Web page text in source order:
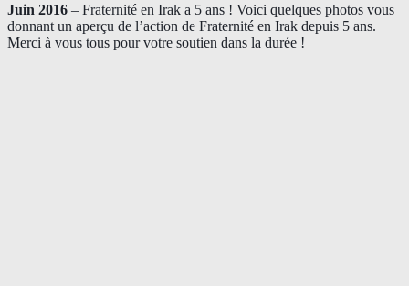
Juin 2016 – Fraternité en Irak a 5 ans ! Voici quelques photos vous
donnant un aperçu de l’action de Fraternité en Irak depuis 5 ans.
Merci à vous tous pour votre soutien dans la durée !